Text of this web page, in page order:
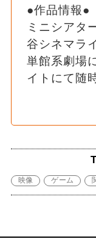
●作品情報●
ミニシアタ
谷シネマラ
単館系劇場
イトにて随
映像 ゲーム